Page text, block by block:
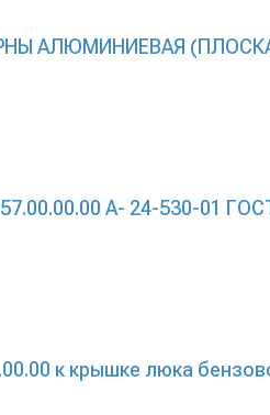
АЛЮМИНИЕВАЯ (ПЛОСКАЯ)
А- 24-530-01
к крышке люка